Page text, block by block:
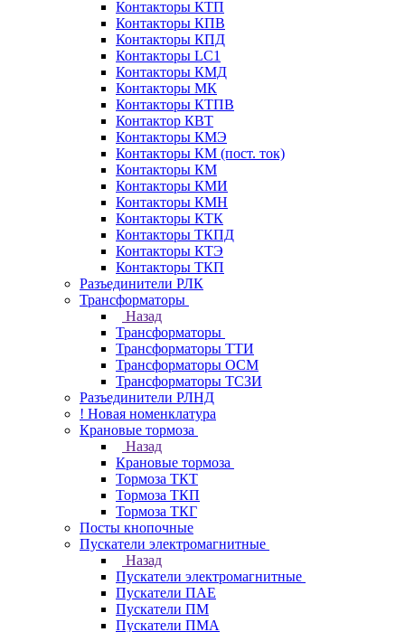
Контакторы КТП
Контакторы КПВ
Контакторы КПД
Контакторы LC1
Контакторы КМД
Контакторы МК
Контакторы КТПВ
Контактор КВТ
Контакторы КМЭ
Контакторы КМ (пост. ток)
Контакторы КМ
Контакторы КМИ
Контакторы КМН
Контакторы КТК
Контакторы ТКПД
Контакторы КТЭ
Контакторы ТКП
Разъединители РЛК
Трансформаторы
Назад
Трансформаторы
Трансформаторы ТТИ
Трансформаторы ОСМ
Трансформаторы ТСЗИ
Разъединители РЛНД
! Новая номенклатура
Крановые тормоза
Назад
Крановые тормоза
Тормоза ТКТ
Тормоза ТКП
Тормоза ТКГ
Посты кнопочные
Пускатели электромагнитные
Назад
Пускатели электромагнитные
Пускатели ПАЕ
Пускатели ПМ
Пускатели ПМА